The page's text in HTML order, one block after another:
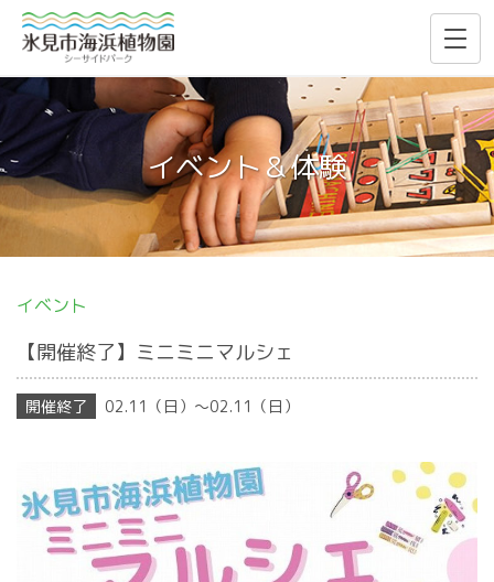
イベント＆体験
イベント
【開催終了】ミニミニマルシェ
02.11（日）〜02.11（日）